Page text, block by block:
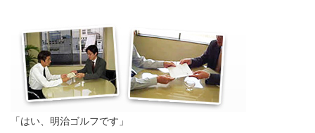
「はい、明治ゴルフです」